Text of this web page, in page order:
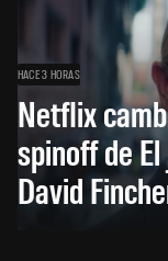
HACE 3 HORAS
Netflix
spinoff de
David